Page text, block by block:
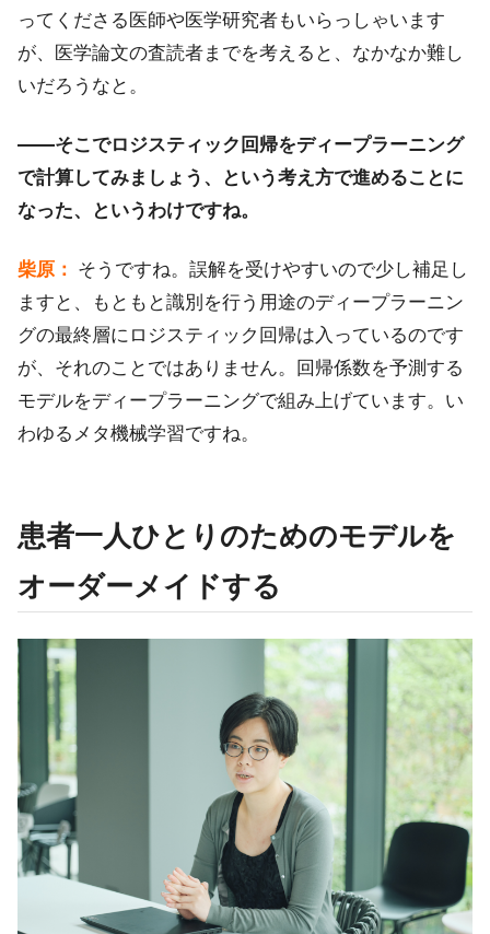
ってくださる医師や医学研究者もいらっしゃいます
が、医学論文の査読者までを考えると、なかなか難し
いだろうなと。
――そこでロジスティック回帰をディープラーニング
で計算してみましょう、という考え方で進めることに
なった、というわけですね。
柴原： そうですね。誤解を受けやすいので少し補足し
ますと、もともと識別を行う用途のディープラーニン
グの最終層にロジスティック回帰は入っているのです
が、それのことではありません。回帰係数を予測する
モデルをディープラーニングで組み上げています。い
わゆるメタ機械学習ですね。
患者一人ひとりのためのモデルを
オーダーメイドする